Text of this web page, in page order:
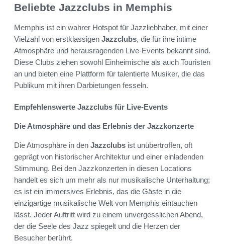
Beliebte Jazzclubs in Memphis
Memphis ist ein wahrer Hotspot für Jazzliebhaber, mit einer
Vielzahl von erstklassigen Jazzclubs, die für ihre intime
Atmosphäre und herausragenden Live-Events bekannt sind.
Diese Clubs ziehen sowohl Einheimische als auch Touristen
an und bieten eine Plattform für talentierte Musiker, die das
Publikum mit ihren Darbietungen fesseln.
Empfehlenswerte Jazzclubs für Live-Events
Die Atmosphäre und das Erlebnis der Jazzkonzerte
Die Atmosphäre in den Jazzclubs ist unübertroffen, oft
geprägt von historischer Architektur und einer einladenden
Stimmung. Bei den Jazzkonzerten in diesen Locations
handelt es sich um mehr als nur musikalische Unterhaltung;
es ist ein immersives Erlebnis, das die Gäste in die
einzigartige musikalische Welt von Memphis eintauchen
lässt. Jeder Auftritt wird zu einem unvergesslichen Abend,
der die Seele des Jazz spiegelt und die Herzen der
Besucher berührt.